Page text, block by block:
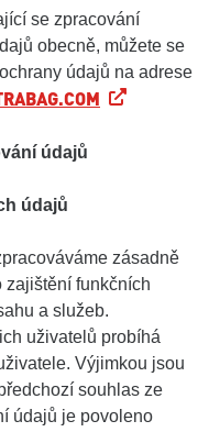
se zpracování
obecně, můžete se
údajů na adrese
údajů
údajů
zásadně
zajištění funkčních
a služeb.
uživatelů probíhá
Výjimkou jsou
souhlas ze
údajů je povoleno